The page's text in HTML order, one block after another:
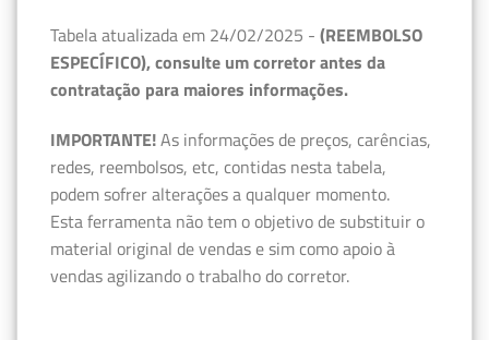
Tabela atualizada em 24/02/2025 - (REEMBOLSO
ESPECÍFICO), consulte um corretor antes da
contratação para maiores informações.
IMPORTANTE!As informações de preços, carências,
redes, reembolsos, etc, contidas nesta tabela,
podem sofrer alterações a qualquer momento.
Esta ferramenta não tem o objetivo de substituir o
material original de vendas e sim como apoio à
vendas agilizando o trabalho do corretor.